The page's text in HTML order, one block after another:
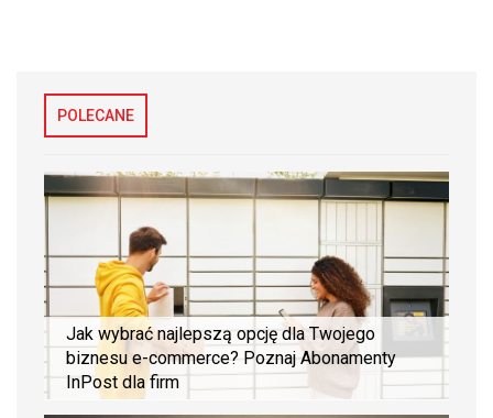
POLECANE
Jak wybrać najlepszą opcję dla Twojego
biznesu e-commerce? Poznaj Abonamenty
InPost dla firm